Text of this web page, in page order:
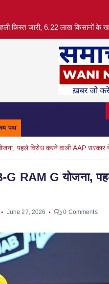
किस्त जारी, 6.22 लाख किसानों के
पथ
पहले विरोध करने वाली AAP सरकार
G RAM G योजना,
June 27, 2026 0 Comments